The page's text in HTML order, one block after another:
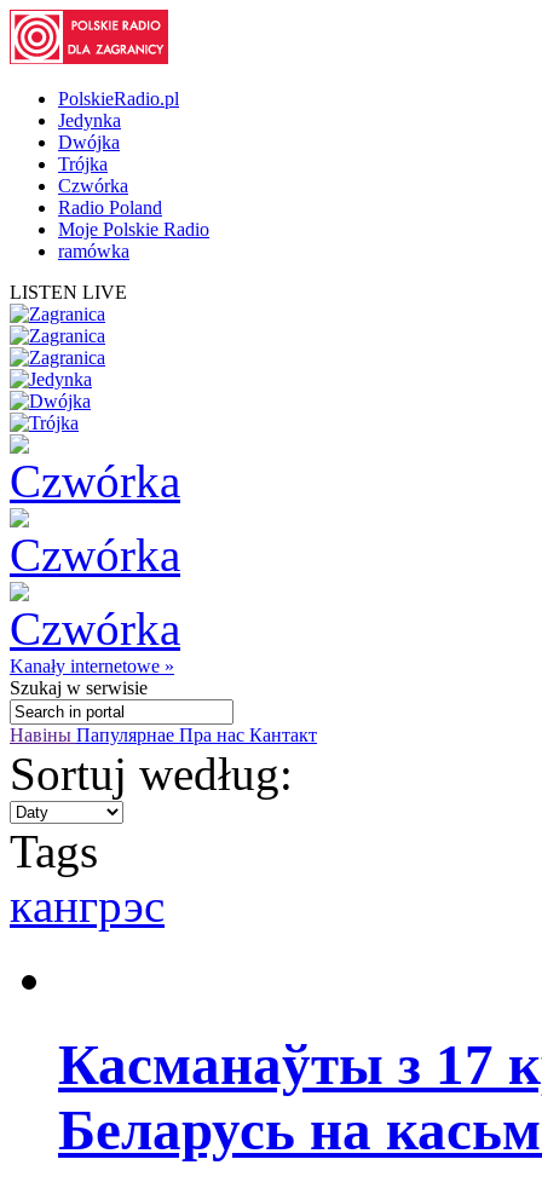
PolskieRadio.pl
Jedynka
Dwójka
Trójka
Czwórka
Radio Poland
Moje Polskie Radio
ramówka
LISTEN LIVE
Kanały internetowe »
Szukaj w serwisie
Навіны Папулярнае Пра нас Кантакт
Sortuj według:
Tags
кaнгрэс
Касманаўты з 17
Беларусь на